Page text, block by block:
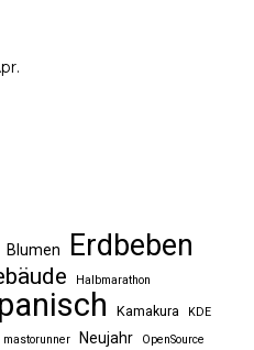
Blumen Erdbeben
Halbmarathon
Kamakura KDE
mastorunner Neujahr
OpenSource